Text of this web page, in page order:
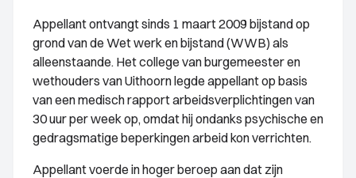
Appellant ontvangt sinds 1 maart 2009 bijstand op
grond van de Wet werk en bijstand (WWB) als
alleenstaande. Het college van burgemeester en
wethouders van Uithoorn legde appellant op basis
van een medisch rapport arbeidsverplichtingen van
30 uur per week op, omdat hij ondanks psychische en
gedragsmatige beperkingen arbeid kon verrichten.
Appellant voerde in hoger beroep aan dat zijn